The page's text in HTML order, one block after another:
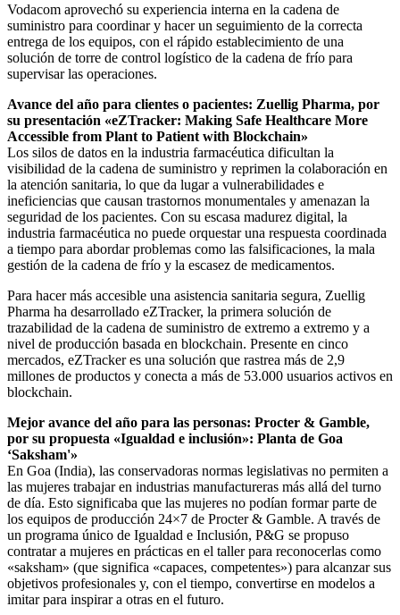
Vodacom aprovechó su experiencia interna en la cadena de
suministro para coordinar y hacer un seguimiento de la correcta
entrega de los equipos, con el rápido establecimiento de una
solución de torre de control logístico de la cadena de frío para
supervisar las operaciones.
Avance del año para clientes o pacientes: Zuellig Pharma, por
su presentación «eZTracker: Making Safe Healthcare More
Accessible from Plant to Patient with Blockchain»
Los silos de datos en la industria farmacéutica dificultan la
visibilidad de la cadena de suministro y reprimen la colaboración en
la atención sanitaria, lo que da lugar a vulnerabilidades e
ineficiencias que causan trastornos monumentales y amenazan la
seguridad de los pacientes. Con su escasa madurez digital, la
industria farmacéutica no puede orquestar una respuesta coordinada
a tiempo para abordar problemas como las falsificaciones, la mala
gestión de la cadena de frío y la escasez de medicamentos.
Para hacer más accesible una asistencia sanitaria segura, Zuellig
Pharma ha desarrollado eZTracker, la primera solución de
trazabilidad de la cadena de suministro de extremo a extremo y a
nivel de producción basada en blockchain. Presente en cinco
mercados, eZTracker es una solución que rastrea más de 2,9
millones de productos y conecta a más de 53.000 usuarios activos en
blockchain.
Mejor avance del año para las personas: Procter & Gamble,
por su propuesta «Igualdad e inclusión»: Planta de Goa
‘Saksham'»
En Goa (India), las conservadoras normas legislativas no permiten a
las mujeres trabajar en industrias manufactureras más allá del turno
de día. Esto significaba que las mujeres no podían formar parte de
los equipos de producción 24×7 de Procter & Gamble. A través de
un programa único de Igualdad e Inclusión, P&G se propuso
contratar a mujeres en prácticas en el taller para reconocerlas como
«saksham» (que significa «capaces, competentes») para alcanzar sus
objetivos profesionales y, con el tiempo, convertirse en modelos a
imitar para inspirar a otras en el futuro.